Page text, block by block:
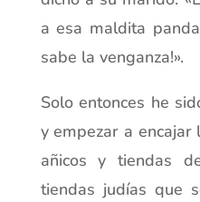
a esa maldita
sabe la venganza!».
Solo entonces he
y empezar a encajar
añicos y tiendas
tiendas judías que